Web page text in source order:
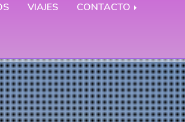
VIAJES CONTACTO